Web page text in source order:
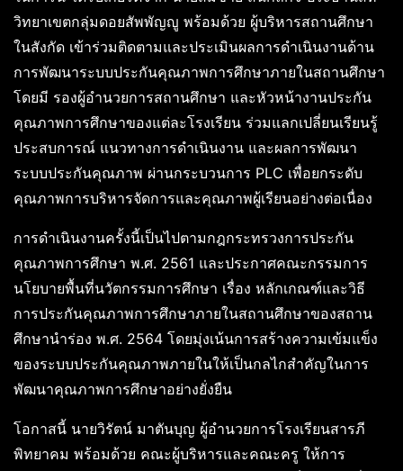
วิทยาเขตกลุ่มดอยสัพพัญญู พร้อมด้วย ผู้บริหารสถานศึกษา
ในสังกัด เข้าร่วมติดตามและประเมินผลการดำเนินงานด้าน
การพัฒนาระบบประกันคุณภาพการศึกษาภายในสถานศึกษา
โดยมี รองผู้อำนวยการสถานศึกษา และหัวหน้างานประกัน
คุณภาพการศึกษาของแต่ละโรงเรียน ร่วมแลกเปลี่ยนเรียนรู้
ประสบการณ์ แนวทางการดำเนินงาน และผลการพัฒนา
ระบบประกันคุณภาพ ผ่านกระบวนการ PLC เพื่อยกระดับ
คุณภาพการบริหารจัดการและคุณภาพผู้เรียนอย่างต่อเนื่อง
การดำเนินงานครั้งนี้เป็นไปตามกฎกระทรวงการประกัน
คุณภาพการศึกษา พ.ศ. 2561 และประกาศคณะกรรมการ
นโยบายพื้นที่นวัตกรรมการศึกษา เรื่อง หลักเกณฑ์และวิธี
การประกันคุณภาพการศึกษาภายในสถานศึกษาของสถาน
ศึกษานำร่อง พ.ศ. 2564 โดยมุ่งเน้นการสร้างความเข้มแข็ง
ของระบบประกันคุณภาพภายในให้เป็นกลไกสำคัญในการ
พัฒนาคุณภาพการศึกษาอย่างยั่งยืน
โอกาสนี้ นายวิรัตน์ มาตันบุญ ผู้อำนวยการโรงเรียนสารภี
พิทยาคม พร้อมด้วย คณะผู้บริหารและคณะครู ให้การ